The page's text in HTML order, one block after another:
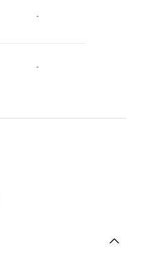
-
-